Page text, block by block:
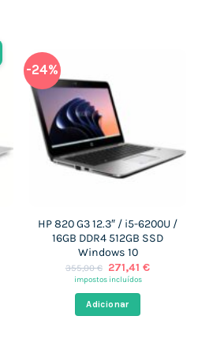
-24%
HP 820 G3 12.3″ / i5-6200U /
16GB DDR4 512GB SSD
Windows 10
355,00€ O
preço
era:
355,00 €.
271,41€O
impostos incluídos
Adicionar